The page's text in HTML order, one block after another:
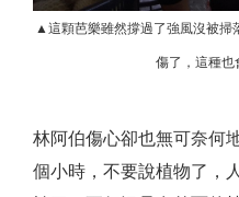
▲這顆芭樂雖然撐過了強風沒被掃
傷了，這種也
林阿伯傷心卻也無可奈何
個小時，不要說植物了，